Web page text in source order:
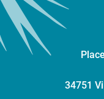
34751